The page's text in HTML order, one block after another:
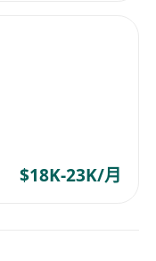
$18K-23K/月